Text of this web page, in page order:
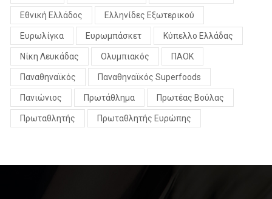
Εθνική Ελλάδος Ελληνίδες Εξωτερικού
Ευρωλίγκα Ευρωμπάσκετ Κύπελλο Ελλάδας
Νίκη Λευκάδας Ολυμπιακός ΠΑΟΚ
Παναθηναϊκός Παναθηναϊκός Superfoods
Πανιώνιος Πρωτάθλημα Πρωτέας Βούλας
Πρωταθλητής Πρωταθλητής Ευρώπης